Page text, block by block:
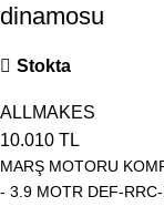
dinamosu
Stokta
ALLMAKES
10.010 TL
MARŞ MOTORU
- 3.9 MOTR DEF-